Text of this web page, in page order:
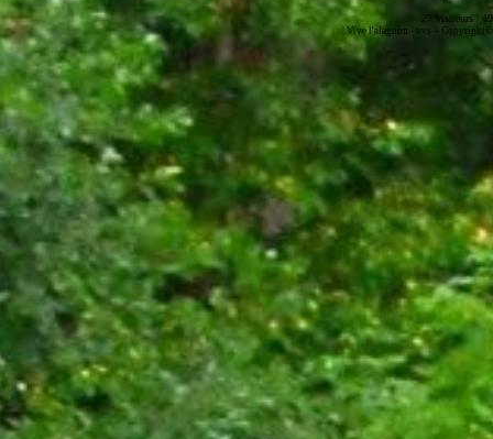
27 visiteurs |
Vive l'alagnon - vvs - Copyright©